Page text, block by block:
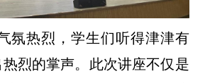
热烈，学生们听得津津有
烈的掌声。此次讲座不仅是